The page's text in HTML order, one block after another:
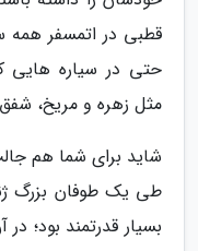
قطبی در اتمسفر همه
حتی در سیاره هایی
مثل زهره و مریخ،
طی یک طوفان بزرگ
بسیار قدرتمند بود؛